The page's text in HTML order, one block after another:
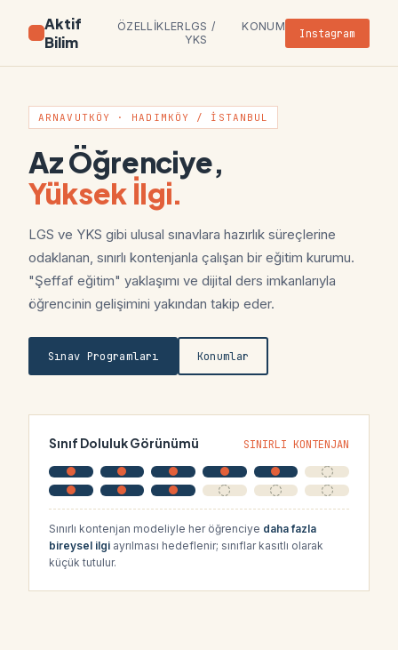
Aktif
Bilim
ÖZELLIKLER LGS /
YKS
KONUM Instagram
ARNAVUTKÖY · HADIMKÖY / İSTANBUL
Az Öğrenciye,
Yüksek İlgi.
LGS ve YKS gibi ulusal sınavlara hazırlık süreçlerine
odaklanan, sınırlı kontenjanla çalışan bir eğitim kurumu.
"Şeffaf eğitim" yaklaşımı ve dijital ders imkanlarıyla
öğrencinin gelişimini yakından takip eder.
Sınav Programları Konumlar
Sınıf Doluluk Görünümü SINIRLI KONTENJAN
Sınırlı kontenjan modeliyle her öğrenciye daha fazla
bireysel ilgi ayrılması hedeflenir; sınıflar kasıtlı olarak
küçük tutulur.